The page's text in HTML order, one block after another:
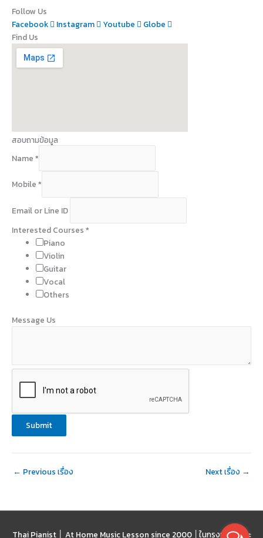
Follow Us
Facebook
Instagram Youtube
Globe
Find Us
สอบถามข้อมูล
Name *
r
D
Mobile *
Email or Line ID
Interested Courses *
Piano
Violin
Guitar
Vocal
Others
Message Us
Submit
← Previous เรื่อง Next เรื่อง →
Thai Pianist │ At Home Music Lesson since 2000 │ ในกรุงเทพฯ และ